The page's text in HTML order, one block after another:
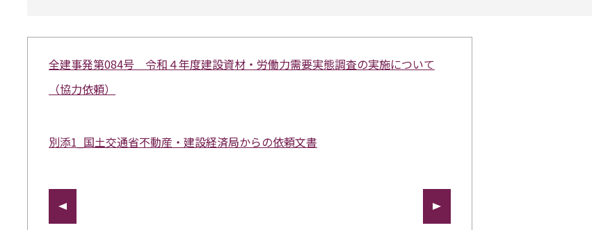
全建事発第084号 令和４年度建設資材・労働力需要実態調査の実施について
（協力依頼）
別添1_国土交通省不動産・建設経済局からの依頼文書